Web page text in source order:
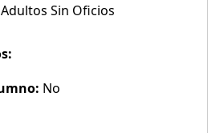
Sin Oficios
No